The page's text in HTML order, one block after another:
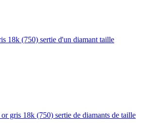
18k (750) sertie d'un diamant taille
gris 18k (750) sertie de diamants de taille